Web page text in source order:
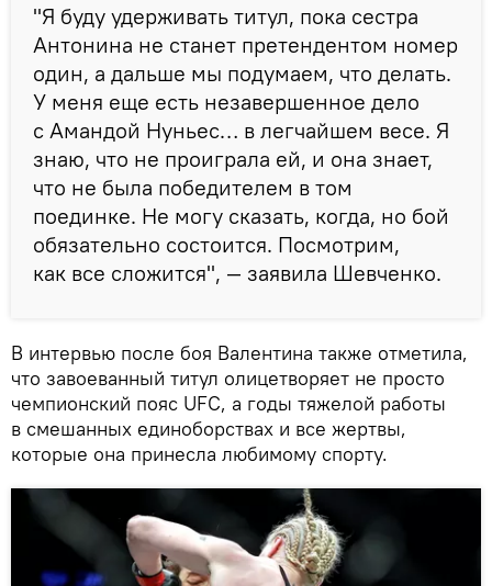
"Я буду удерживать титул, пока сестра
Антонина не станет претендентом номер
один, а дальше мы подумаем, что делать.
У меня еще есть незавершенное дело
с Амандой Нуньес… в легчайшем весе. Я
знаю, что не проиграла ей, и она знает,
что не была победителем в том
поединке. Не могу сказать, когда, но бой
обязательно состоится. Посмотрим,
как все сложится", — заявила Шевченко.
В интервью после боя Валентина также отметила,
что завоеванный титул олицетворяет не просто
чемпионский пояс UFC, а годы тяжелой работы
в смешанных единоборствах и все жертвы,
которые она принесла любимому спорту.